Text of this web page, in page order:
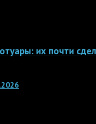
их почти